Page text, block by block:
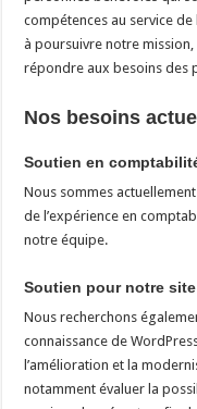
compétences au service
à poursuivre notre
répondre aux besoins des
Nos besoins
Soutien en
Nous sommes
de l’expérience en
notre équipe.
Soutien pour notre site
Nous recherchons
connaissance de
l’amélioration et la
notamment évaluer la